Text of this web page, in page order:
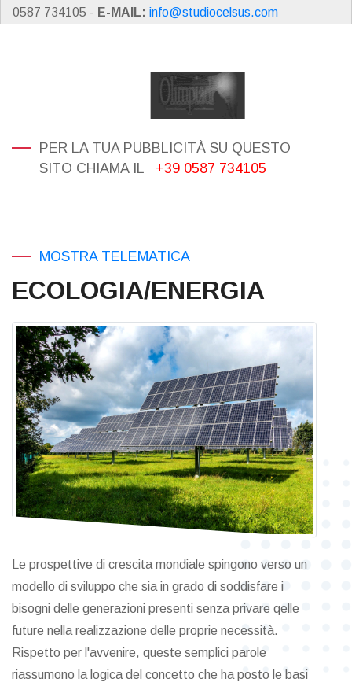
0587 734105 - E-MAIL: info@studiocelsus.com
PER LA TUA PUBBLICITÀ SU QUESTO
SITO CHIAMA IL
+39 0587 734105
MOSTRA TELEMATICA
ECOLOGIA/ENERGIA
Le prospettive di crescita mondiale spingono verso un
modello di sviluppo che sia in grado di soddisfare i
bisogni delle generazioni presenti senza privare qelle
future nella realizzazione delle proprie necessità.
Rispetto per l'avvenire, queste semplici parole
riassumono la logica del concetto che ha posto le basi